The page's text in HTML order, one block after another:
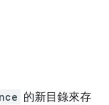
的新目錄來存